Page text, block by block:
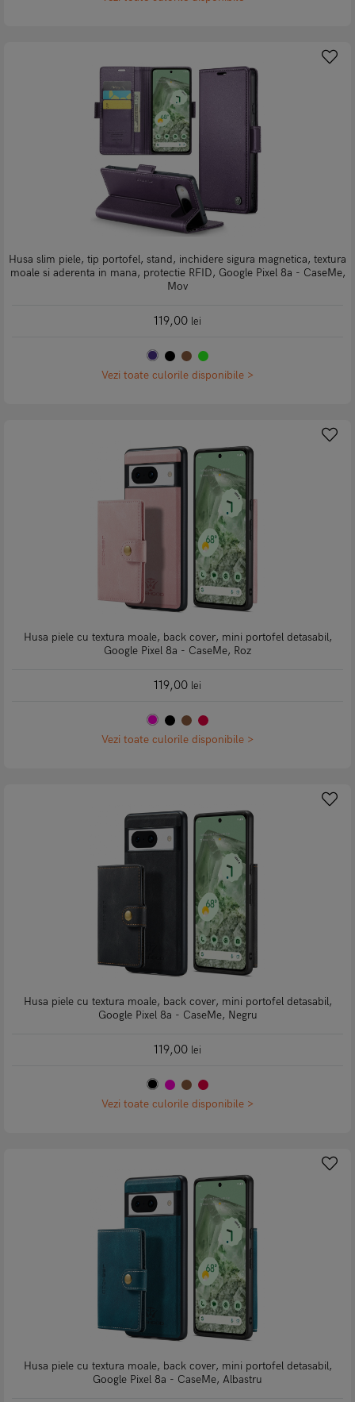
Husa slim piele, tip portofel, stand, inchidere sigura magnetica, textura
moale si aderenta in mana, protectie RFID, Google Pixel 8a - CaseMe,
Mov
119,00 lei
Vezi toate culorile disponibile >
Husa piele cu textura moale, back cover, mini portofel detasabil,
Google Pixel 8a - CaseMe, Roz
119,00 lei
Vezi toate culorile disponibile >
Husa piele cu textura moale, back cover, mini portofel detasabil,
Google Pixel 8a - CaseMe, Negru
119,00 lei
Vezi toate culorile disponibile >
Husa piele cu textura moale, back cover, mini portofel detasabil,
Google Pixel 8a - CaseMe, Albastru